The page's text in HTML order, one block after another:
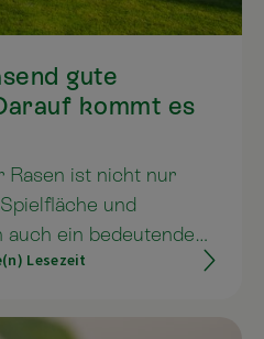
gute
kommt es
Rasen ist nicht nur
und
ein bedeutendes
er robust &
Dinge zu beachten.
Lesezeit